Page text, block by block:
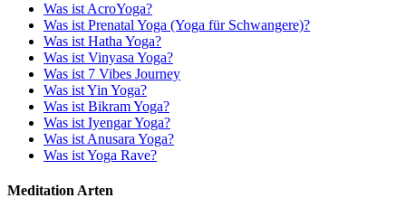
Was ist AcroYoga?
Was ist Prenatal Yoga (Yoga für Schwangere)?
Was ist Hatha Yoga?
Was ist Vinyasa Yoga?
Was ist 7 Vibes Journey
Was ist Yin Yoga?
Was ist Bikram Yoga?
Was ist Iyengar Yoga?
Was ist Anusara Yoga?
Was ist Yoga Rave?
Meditation Arten